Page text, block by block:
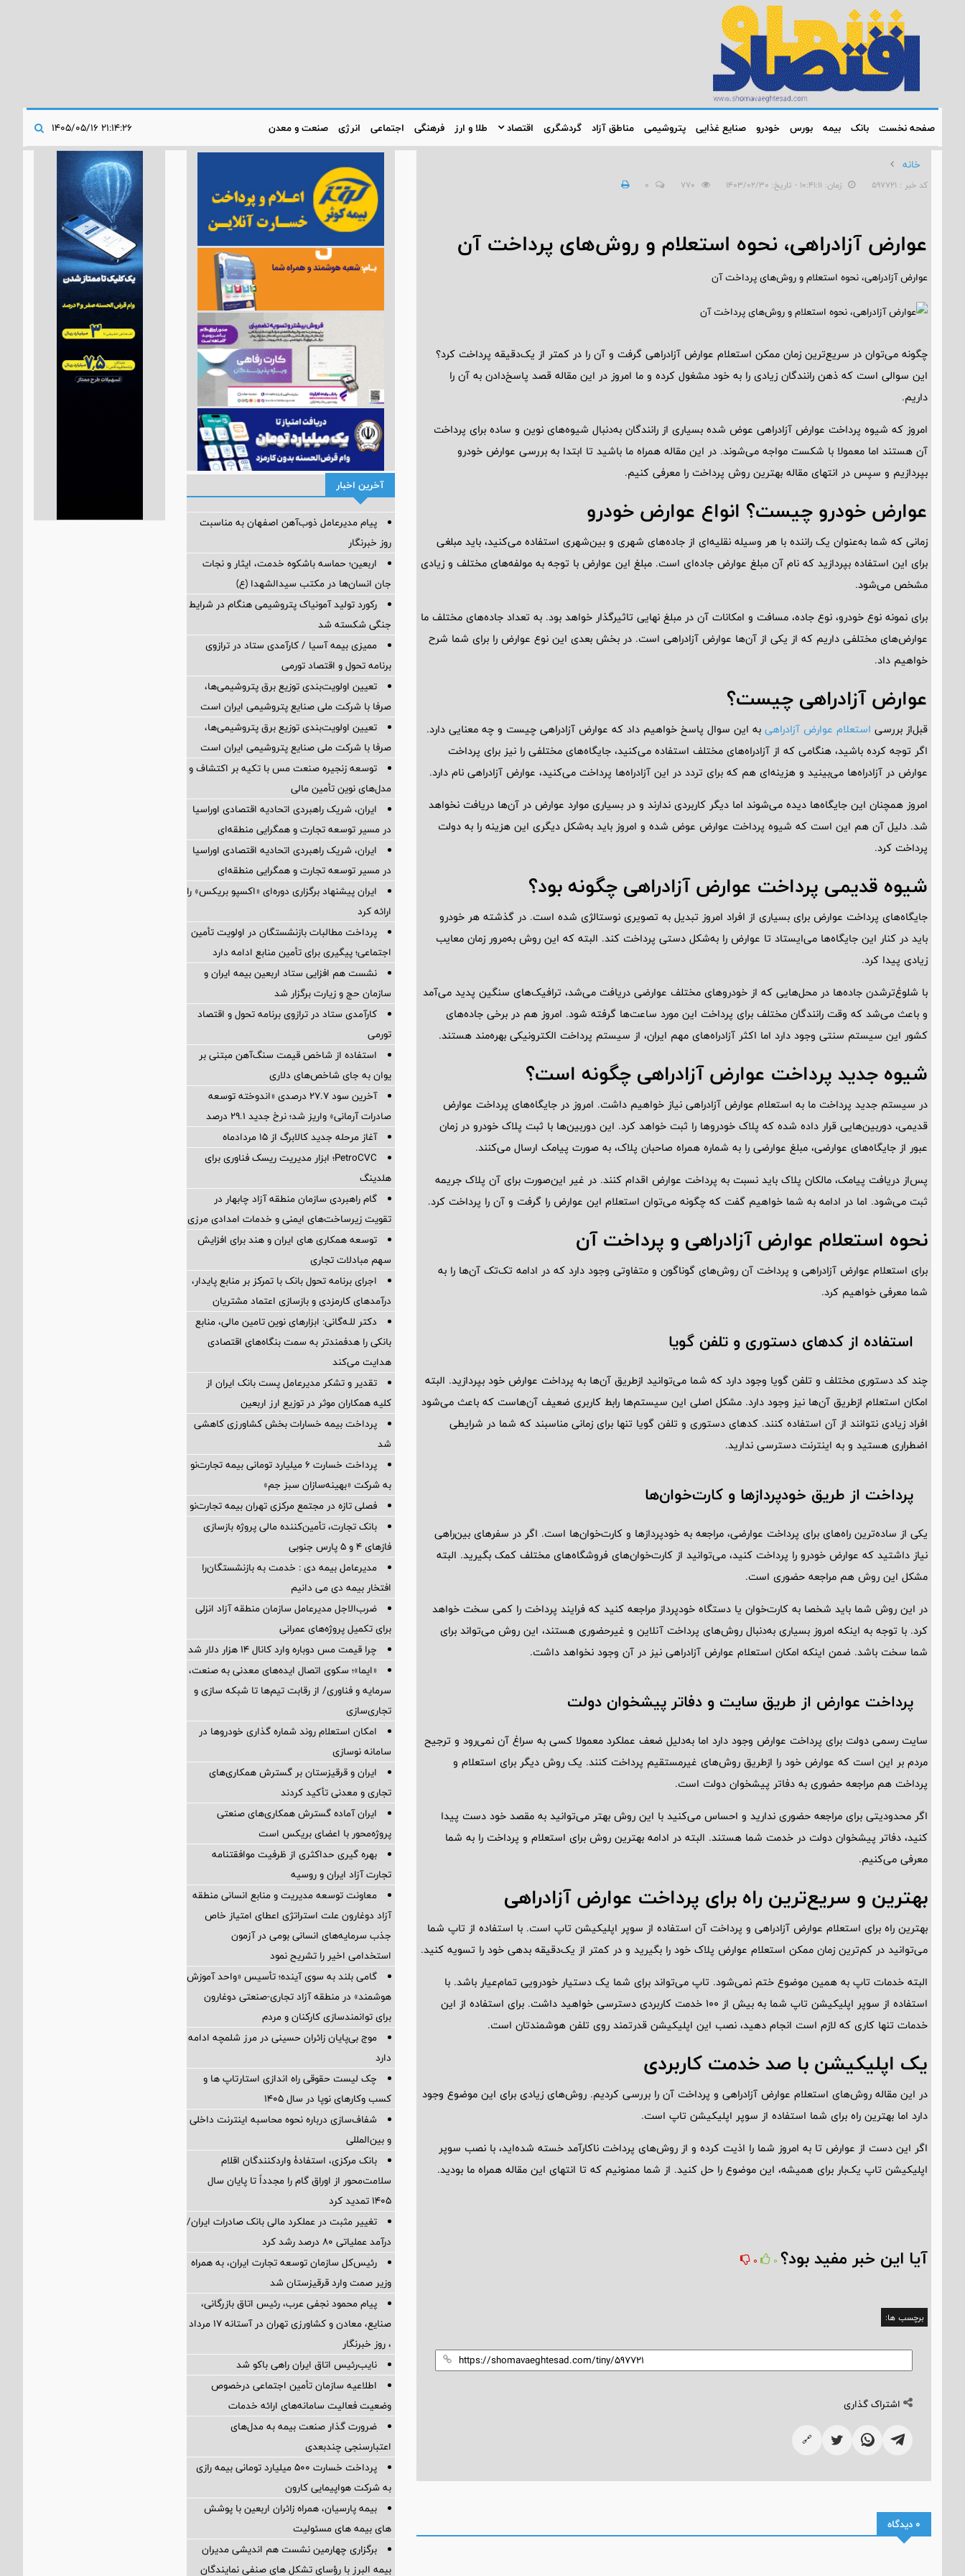
صفحه نخست بانک بیمه بورس خودرو صنایع غذایی پتروشیمی مناطق آزاد گردشگری اقتصاد طلا و ارز فرهنگی اجتماعی انرژی صنعت و معدن
خانه
کد خبر : 597721 زمان: ۱۰:۴۱:۱۱ - تاریخ: ۱۴۰۳/۰۲/۳۰ 0
عوارض آزادراهی، نحوه استعلام و روش‌های پرداخت آن
عوارض آزادراهی، نحوه استعلام و روش‌های پرداخت آن
چگونه می‌توان در سریع‌ترین زمان ممکن استعلام عوارض آزادراهی گرفت و آن را در کمتر از یک‌دقیقه پرداخت کرد؟
این سوالی است که ذهن رانندگان زیادی را به خود مشغول کرده و ما امروز در این مقاله قصد پاسخ‌دادن به آن را
داریم.
امروز که شیوه پرداخت عوارض آزادراهی عوض شده بسیاری از رانندگان به‌دنبال شیوه‌های نوین و ساده برای پرداخت
آن هستند اما معمولا با شکست مواجه می‌شوند. در این مقاله همراه ما باشید تا ابتدا به بررسی عوارض خودرو
بپردازیم و سپس در انتهای مقاله بهترین روش پرداخت را معرفی کنیم.
عوارض خودرو چیست؟ انواع عوارض خودرو
زمانی که شما به‌عنوان یک راننده با هر وسیله نقلیه‌ای از جاده‌های شهری و بین‌شهری استفاده می‌کنید، باید مبلغی
برای این استفاده بپردازید که نام آن مبلغ عوارض جاده‌ای است. مبلغ این عوارض با توجه به مولفه‌های مختلف و زیادی
مشخص می‌شود.
برای نمونه نوع خودرو، نوع جاده، مسافت و امکانات آن در مبلغ نهایی تاثیرگذار خواهد بود. به تعداد جاده‌های مختلف ما
عوارض‌های مختلفی داریم که از یکی از آن‌ها عوارض آزادراهی است. در بخش بعدی این نوع عوارض را برای شما شرح
خواهیم داد.
عوارض آزادراهی چیست؟
قبل‌از بررسی استعلام عوارض آزادراهی به این سوال پاسخ خواهیم داد که عوارض آزادراهی چیست و چه معنایی دارد.
اگر توجه کرده باشید، هنگامی که از آزادراه‌های مختلف استفاده می‌کنید، جایگاه‌های مختلفی را نیز برای پرداخت
عوارض در آزادراه‌ها می‌بینید و هزینه‌ای هم که برای تردد در این آزاد‌راه‌ها پرداخت می‌کنید، عوارض آزادراهی نام دارد.
امروز همچنان این جایگاه‌ها دیده می‌شوند اما دیگر کاربردی ندارند و در بسیاری موارد عوارض در آن‌ها دریافت نخواهد
شد. دلیل آن‌ هم این است که شیوه پرداخت عوارض عوض شده و امروز باید به‌شکل دیگری این هزینه را به دولت
پرداخت کرد.
شیوه قدیمی پرداخت عوارض آزادراهی چگونه بود؟
جایگاه‌های پرداخت عوارض برای بسیاری از افراد امروز تبدیل به تصویری نوستالژی شده است. در گذشته هر خودرو
باید در کنار این جایگاه‌ها می‌ایستاد تا عوارض را به‌شکل دستی پرداخت کند. البته که این روش به‌مرور زمان معایب
زیادی پیدا کرد.
با شلوغ‌ترشدن جاده‌ها در محل‌هایی که از خودرو‌های مختلف عوارضی دریافت می‌شد، ترافیک‌های سنگین پدید می‌آمد
و باعث می‌شد که وقت رانندگان مختلف برای پرداخت این مورد ساعت‌ها گرفته شود. امروز هم در برخی جاده‌های
کشور این سیستم سنتی وجود دارد اما اکثر آزادراه‌های مهم ایران، از سیستم پرداخت الکترونیکی بهره‌مند هستند.
شیوه جدید پرداخت عوارض آزادراهی چگونه است؟
در سیستم جدید پرداخت ما به استعلام عوارض آزادراهی نیاز خواهیم داشت. امروز در جایگاه‌های پرداخت عوارض
قدیمی، دوربین‌هایی قرار داده شده که پلاک خودرو‌ها را ثبت خواهد کرد. این دوربین‌ها با ثبت پلاک خودرو در زمان
عبور از جایگاه‌های عوارضی، مبلغ عوارضی را به شماره همراه صاحبان پلاک، به صورت پیامک ارسال می‌کنند.
پس‌از دریافت پیامک، مالکان پلاک باید نسبت به پرداخت عوارض اقدام کنند. در غیر این‌‌صورت برای آن پلاک جریمه
ثبت می‌شود. اما در ادامه به شما خواهیم گفت که چگونه می‌توان استعلام این عوارض را گرفت و آن را پرداخت کرد.
نحوه استعلام عوارض آزادراهی و پرداخت آن
برای استعلام عوارض آزادراهی و پرداخت آن روش‌های گوناگون و متفاوتی وجود دارد که در ادامه تک‌تک آن‌ها را به
شما معرفی خواهیم کرد.
استفاده از کد‌های دستوری و تلفن گویا
چند کد دستوری مختلف و تلفن گویا وجود دارد که شما می‌توانید از‌طریق آن‌ها به پرداخت عوارض خود بپردازید. البته
امکان استعلام از‌طریق آن‌ها نیز وجود دارد. مشکل اصلی این سیستم‌ها رابط کاربری ضعیف آن‌هاست که باعث می‌شود
افراد زیادی نتوانند از آن استفاده کنند. کد‌های دستوری و تلفن گویا تنها برای زمانی مناسبند که شما در شرایطی
اضطراری هستید و به اینترنت دسترسی ندارید.
پرداخت از طریق خودپرداز‌ها و کارت‌خوان‌ها
یکی از ساده‌ترین راه‌های برای پرداخت عوارضی، مراجعه به خودپرداز‌ها و کارت‌خوان‌ها است. اگر در سفر‌های بین‌راهی
نیاز داشتید که عوارض خودرو را پرداخت کنید، می‌توانید از کارت‌خوان‌های فروشگاه‌های مختلف کمک بگیرید. البته
مشکل این روش هم مراجعه حضوری است.
در این روش شما باید شخصا به کارت‌خوان یا دستگاه خودپرداز مراجعه کنید که فرایند پرداخت را کمی سخت خواهد
کرد. با توجه به اینکه امروز بسیاری به‌دنبال روش‌های پرداخت آنلاین و غیرحضوری هستند، این روش می‌تواند برای
شما سخت باشد. ضمن اینکه امکان استعلام عوارض آزادراهی نیز در آن وجود نخواهد داشت.
پرداخت عوارض از طریق سایت و دفاتر پیشخوان دولت
سایت رسمی دولت برای پرداخت عوارض وجود دارد اما به‌دلیل ضعف عملکرد معمولا کسی به سراغ آن نمی‌رود و ترجیح
مردم بر این است که عوارض خود را از‌طریق روش‌های غیرمستقیم پرداخت کنند. یک روش دیگر برای استعلام و
پرداخت هم مراجعه حضوری به دفاتر پیشخوان دولت است.
اگر محدودیتی برای مراجعه حضوری ندارید و احساس می‌کنید با این روش بهتر می‌توانید به مقصد خود دست پیدا
کنید، دفاتر پیشخوان دولت در خدمت شما هستند. البته در ادامه بهترین روش برای استعلام و پرداخت را به شما
معرفی می‌کنیم.
بهترین و سریع‌ترین راه برای پرداخت عوارض آزادراهی
بهترین راه برای استعلام عوارض آزادراهی و پرداخت آن استفاده از سوپر اپلیکیشن تاپ است. با استفاده از تاپ شما
می‌توانید در کم‌ترین زمان ممکن استعلام عوارض پلاک خود را بگیرید و در کمتر از یک‌دقیقه بدهی خود را تسویه کنید.
البته خدمات تاپ به همین موضوع ختم نمی‌شود. تاپ می‌تواند برای شما یک دستیار خودرویی تمام‌عیار باشد. با
استفاده از سوپر اپلیکیشن تاپ شما به بیش ‌از 100 خدمت کاربردی دسترسی خواهید داشت. برای استفاده از این
خدمات تنها کاری که لازم است انجام دهید، نصب این اپلیکیشن قدرتمند روی تلفن هوشمند‌تان است.
یک اپلیکیشن با صد خدمت کاربردی
در این مقاله روش‌های استعلام عوارض آزادراهی و پرداخت آن را بررسی کردیم. روش‌های زیادی برای این موضوع وجود
دارد اما بهترین راه برای شما استفاده از سوپر اپلیکیشن تاپ است.
اگر این دست از عوارض تا به امروز شما را اذیت کرده و از روش‌های پرداخت ناکارآمد خسته شده‌اید، با نصب سوپر
اپلیکیشن تاپ یک‌بار برای همیشه، این موضوع را حل کنید. از شما ممنونیم که تا انتهای این مقاله همراه ما بودید.
آیا این خبر مفید بود؟ 0
0
برچسب ها:
اشتراک گذاری
🔗
0 دیدگاه
آخرین اخبار
پیام مدیرعامل ذوب‌آهن اصفهان به مناسبت
روز خبرنگار
اربعین؛ حماسه باشکوه خدمت، ایثار و نجات
جان انسان‌ها در مکتب سیدالشهدا (ع)
رکورد تولید آمونیاک پتروشیمی هنگام در شرایط
جنگی شکسته شد
ممیزی بیمه آسیا / کارآمدی ستاد در ترازوی
برنامه تحول و اقتصاد تورمی
تعیین اولویت‌بندی توزیع برق پتروشیمی‌ها،
صرفا با شرکت ملی صنایع پتروشیمی ایران است
تعیین اولویت‌بندی توزیع برق پتروشیمی‌ها،
صرفا با شرکت ملی صنایع پتروشیمی ایران است
توسعه زنجیره صنعت مس با تکیه بر اکتشاف و
مدل‌های نوین تأمین مالی
ایران، شریک راهبردی اتحادیه اقتصادی اوراسیا
در مسیر توسعه تجارت و همگرایی منطقه‌ای
ایران، شریک راهبردی اتحادیه اقتصادی اوراسیا
در مسیر توسعه تجارت و همگرایی منطقه‌ای
ایران پیشنهاد برگزاری دوره‌ای «اکسپو بریکس» را
ارائه کرد
پرداخت مطالبات بازنشستگان در اولویت تأمین
اجتماعی؛ پیگیری برای تأمین منابع ادامه دارد
نشست هم افزایی ستاد اربعین بیمه ایران و
سازمان حج و زیارت برگزار شد
کارآمدی ستاد در ترازوی برنامه تحول و اقتصاد
تورمی
استفاده از شاخص قیمت سنگ‌آهن مبتنی بر
یوان به جای شاخص‌های دلاری
آخرین سود ۲۷.۷ درصدی «اندوخته توسعه
صادرات آرمانی» واریز شد؛ نرخ جدید ۲۹.۱ درصد
آغاز مرحله جدید کالابرگ از ۱۵ مردادماه
PetroCVC؛ ابزار مدیریت ریسک فناوری برای
هلدینگ
گام راهبردی سازمان منطقه آزاد چابهار در
تقویت زیرساخت‌های ایمنی و خدمات امدادی مرزی
توسعه همکاری های ایران و هند برای افزایش
سهم مبادلات تجاری
اجرای برنامه تحول بانک با تمرکز بر منابع پایدار،
درآمدهای کارمزدی و بازسازی اعتماد مشتریان
دکتر للـه‌گانی: ابزارهای نوین تامین مالی، منابع
بانکی را هدفمندتر به سمت بنگاه‌های اقتصادی
هدایت می‌کند
تقدیر و تشکر مدیرعامل پست بانک ایران از
کلیه همکاران موثر در توزیع ارز اربعین
پرداخت بیمه خسارات بخش کشاورزی کاهشی
شد
پرداخت خسارت ۶ میلیارد تومانی بیمه تجارت‌نو
به شرکت «بهینه‌سازان سبز جم»
فصلی تازه در مجتمع مرکزی تهران بیمه تجارت‌نو
بانک تجارت، تأمین‌کننده مالی پروژه بازسازی
فازهای ۴ و ۵ پارس جنوبی
مدیرعامل بیمه دی : خدمت به بازنشستگان‌را
افتخار بیمه دی می دانیم
ضرب‌الاجل مدیرعامل سازمان منطقه آزاد انزلی
برای تكمیل پروژه‌های عمرانی
چرا قیمت مس دوباره وارد کانال ۱۴ هزار دلار شد
«ایما»؛ سکوی اتصال ایده‌های معدنی به صنعت،
سرمایه و فناوری/ از رقابت تیم‌ها تا شبکه سازی و
تجاری‌سازی
امکان استعلام روند شماره گذاری خودروها در
سامانه نوسازی
ایران و قرقیزستان بر گسترش همکاری‌های
تجاری و معدنی تأکید کردند
ایران آماده گسترش همکاری‌های صنعتی
پروژه‌محور با اعضای بریکس است
بهره گیری حداکثری از ظرفیت موافقتنامه
تجارت آزاد ایران و روسیه
معاونت توسعه مدیریت و منابع انسانی منطقه
آزاد دوغارون علت استراتژی اعطای امتیاز خاص
جذب سرمایه‌های انسانی بومی در آزمون
استخدامی اخیر را تشریح نمود
گامی بلند به سوی آینده؛ تأسیس «واحد آموزش
هوشمند» در منطقه آزاد تجاری-صنعتی دوغارون
برای توانمندسازی کارکنان و مردم
موج بی‌پایان زائران حسینی در مرز شلمچه ادامه
دارد
چک لیست حقوقی راه اندازی استارتاپ ها و
کسب وکارهای نوپا در سال ۱۴۰۵
شفاف‌سازی درباره نحوه محاسبه اینترنت داخلی
و بین‌المللی
بانک مرکزی، استفادۀ واردکنندگان اقلام
سلامت‌محور از اوراق گام را مجدداً تا پایان سال
۱۴۰۵ تمدید کرد
تغییر مثبت در عملکرد مالی بانک صادرات ایران/
درآمد عملیاتی 80 درصد رشد کرد
رئیس‌کل سازمان توسعه تجارت ایران، به همراه
وزیر صمت وارد قرقیزستان شد
پیام محمود نجفی عرب، رئیس اتاق بازرگانی،
صنایع، معادن و کشاورزی تهران در آستانه 17 مرداد
، روز خبرنگار
نایب‌رئیس اتاق ایران راهی باکو شد
اطلاعیه سازمان تأمین اجتماعی درخصوص
وضعیت فعالیت سامانه‌های ارائه خدمات
ضرورت گذار صنعت بیمه به مدل‌های
اعتبارسنجی چندبعدی
پرداخت خسارت ۵۰۰ میلیارد تومانی بیمه رازی
به شرکت هواپیمایی کارون
بیمه پارسیان، همراه زائران اربعین با پوشش
های بیمه های مسئولیت
برگزاری چهارمین نشست هم اندیشی مدیران
بیمه البرز با رؤسای تشکل های صنفی نمایندگان